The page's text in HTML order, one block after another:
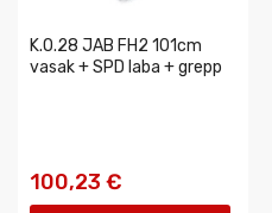
K.O.28 JAB FH2 101cm
vasak + SPD laba + grepp
100,23 €